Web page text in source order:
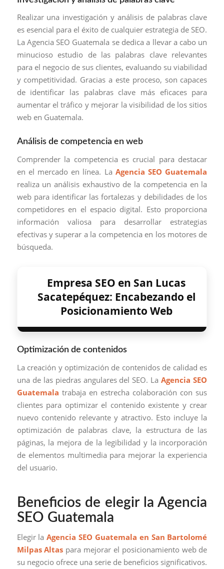
Realizar una investigación y análisis de palabras clave
es esencial para el éxito de cualquier estrategia de SEO.
La Agencia SEO Guatemala se dedica a llevar a cabo un
minucioso estudio de las palabras clave relevantes
para el negocio de sus clientes, evaluando su viabilidad
y competitividad. Gracias a este proceso, son capaces
de identificar las palabras clave más eficaces para
aumentar el tráfico y mejorar la visibilidad de los sitios
web en Guatemala.
Análisis de competencia en web
Comprender la competencia es crucial para destacar
en el mercado en línea. La Agencia SEO Guatemala
realiza un análisis exhaustivo de la competencia en la
web para identificar las fortalezas y debilidades de los
competidores en el espacio digital. Esto proporciona
información valiosa para desarrollar estrategias
efectivas y superar a la competencia en los motores de
búsqueda.
Empresa SEO en San Lucas
Sacatepéquez: Encabezando el
Posicionamiento Web
Optimización de contenidos
La creación y optimización de contenidos de calidad es
una de las piedras angulares del SEO. LaAgencia SEO
Guatemala trabaja en estrecha colaboración con sus
clientes para optimizar el contenido existente y crear
nuevo contenido relevante y atractivo. Esto incluye la
optimización de palabras clave, la estructura de las
páginas, la mejora de la legibilidad y la incorporación
de elementos multimedia para mejorar la experiencia
del usuario.
Beneficios de elegir la Agencia
SEO Guatemala
Elegir laAgencia SEO Guatemala en San Bartolomé
Milpas Altas para mejorar el posicionamiento web de
su negocio ofrece una serie de beneficios significativos.